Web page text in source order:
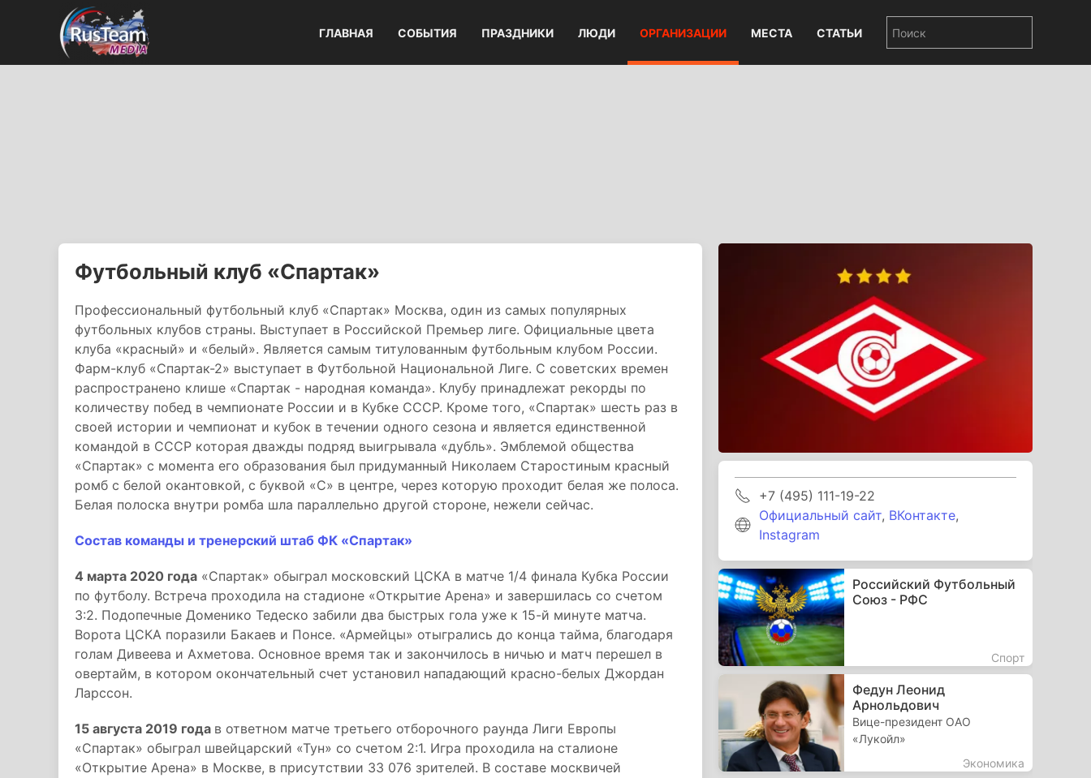
ГЛАВНАЯ СОБЫТИЯ ПРАЗДНИКИ ЛЮДИ ОРГАНИЗАЦИИ МЕСТА СТАТЬИ
Футбольный клуб «Спартак»
Профессиональный футбольный клуб «Спартак» Москва, один из самых популярных
футбольных клубов страны. Выступает в Российской Премьер лиге. Официальные цвета
клуба «красный» и «белый». Является самым титулованным футбольным клубом России.
Фарм-клуб «Спартак-2» выступает в Футбольной Национальной Лиге. С советских времен
распространено клише «Спартак - народная команда». Клубу принадлежат рекорды по
количеству побед в чемпионате России и в Кубке СССР. Кроме того, «Спартак» шесть раз в
своей истории и чемпионат и кубок в течении одного сезона и является единственной
командой в СССР которая дважды подряд выигрывала «дубль». Эмблемой общества
«Спартак» с момента его образования был придуманный Николаем Старостиным красный
ромб с белой окантовкой, с буквой «С» в центре, через которую проходит белая же полоса.
Белая полоска внутри ромба шла параллельно другой стороне, нежели сейчас.
Состав команды и тренерский штаб ФК «Спартак»
4 марта 2020 года «Спартак» обыграл московский ЦСКА в матче 1/4 финала Кубка России
по футболу. Встреча проходила на стадионе «Открытие Арена» и завершилась со счетом
3:2. Подопечные Доменико Тедеско забили два быстрых гола уже к 15-й минуте матча.
Ворота ЦСКА поразили Бакаев и Понсе. «Армейцы» отыгрались до конца тайма, благодаря
голам Дивеева и Ахметова. Основное время так и закончилось в ничью и матч перешел в
овертайм, в котором окончательный счет установил нападающий красно-белых Джордан
Ларссон.
15 августа 2019 года в ответном матче третьего отборочного раунда Лиги Европы
«Спартак» обыграл швейцарский «Тун» со счетом 2:1. Игра проходила на сталионе
«Открытие Арена» в Москве, в присутствии 33 076 зрителей. В составе москвичей
+7 (495) 111-19-22
Официальный сайт, ВКонтакте,
Instagram
Российский Футбольный
Союз - РФС
Спорт
Федун Леонид
Арнольдович
Вице-президент ОАО
«Лукойл»
Экономика